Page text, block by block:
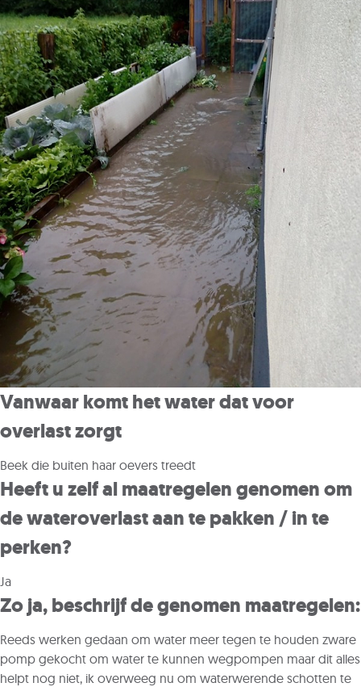
Vanwaar komt het water dat voor
overlast zorgt
Beek die buiten haar oevers treedt
Heeft u zelf al maatregelen genomen om
de wateroverlast aan te pakken / in te
perken?
Ja
Zo ja, beschrijf de genomen maatregelen:
Reeds werken gedaan om water meer tegen te houden zware
pomp gekocht om water te kunnen wegpompen maar dit alles
helpt nog niet, ik overweeg nu om waterwerende schotten te